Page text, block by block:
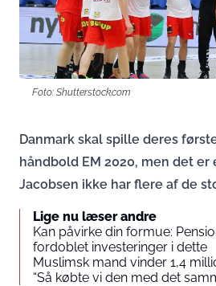
Foto: Shutterstock.com
Danmark skal spille deres
håndbold EM 2020, men det er
Jacobsen ikke har flere af de
Lige nu læser andre
Kan påvirke din formue:
fordoblet investeringer i dette
Muslimsk mand vinder 1,4
“Så købte vi den med det